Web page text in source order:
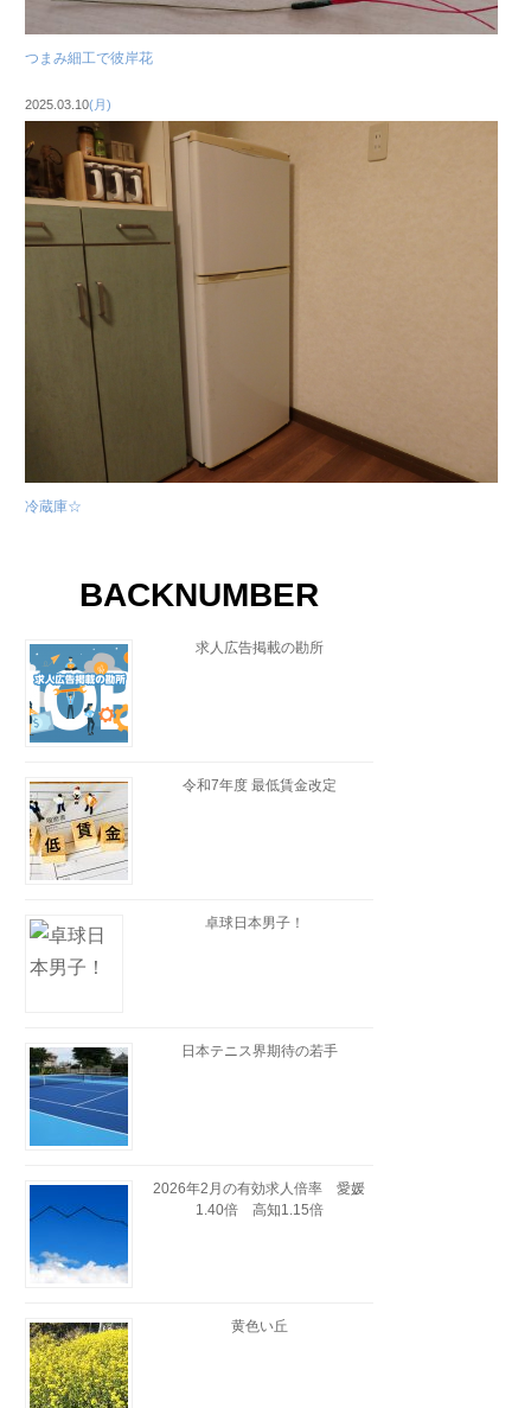
つまみ細工で彼岸花
2025.03.10(月)
冷蔵庫☆
BACKNUMBER
求人広告掲載の勘所
令和7年度 最低賃金改定
卓球日本男子！
日本テニス界期待の若手
2026年2月の有効求人倍率 愛媛
1.40倍 高知1.15倍
黄色い丘